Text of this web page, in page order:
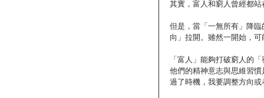
其實，富人和窮人曾經都
但是，當「一無所有」降
向」拉開。雖然一開始，
「富人」能夠打破窮人的
他們的精神意志與思維習
過了時機，我要調整方向